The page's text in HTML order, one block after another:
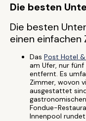
Die besten
Die besten
einen einfachen
Das Post Hotel
am Ufer, nur
entfernt. Es
Zimmer, wovon
ausgestattet
Fondue-
Innenpool